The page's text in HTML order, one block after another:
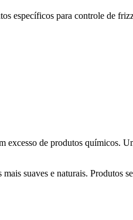
específicos para controle de
excesso de produtos químicos.
suaves e naturais. Produtos